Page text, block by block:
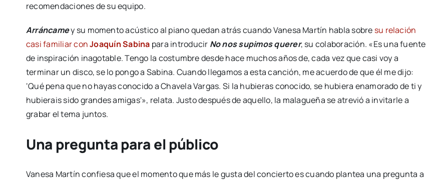
recomendaciones de su equipo.
Arráncamey su momento acústico al piano quedan atrás cuando Vanesa Martín habla sobre su relación
casi familiar conJoaquín Sabina para introducir No nos supimos querer, su colaboración. «Es una fuente
de inspiración inagotable. Tengo la costumbre desde hace muchos años de, cada vez que casi voy a
terminar un disco, se lo pongo a Sabina. Cuando llegamos a esta canción, me acuerdo de que él me dijo:
‘Qué pena que no hayas conocido a Chavela Vargas. Si la hubieras conocido, se hubiera enamorado de ti y
hubierais sido grandes amigas'», relata. Justo después de aquello, la malagueña se atrevió a invitarle a
grabar el tema juntos.
Una pregunta para el público
Vanesa Martín confiesa que el momento que más le gusta del concierto es cuando plantea una pregunta a